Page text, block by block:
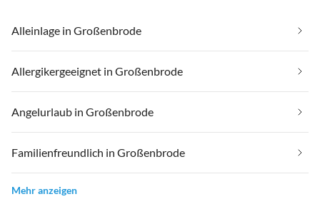
Alleinlage in Großenbrode
Allergikergeeignet in Großenbrode
Angelurlaub in Großenbrode
Familienfreundlich in Großenbrode
Mehr anzeigen